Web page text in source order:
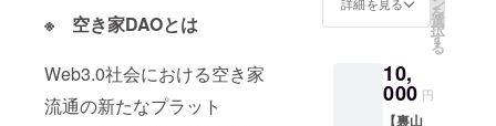
※ 空き家DAOとは
Web3.0社会における空き家
流通の新たなプラット
滞在
費：支
援者様
て頂き
ます。
書きの
よう
に、連
を
選
択
す
る
10,
000 円
【裏山